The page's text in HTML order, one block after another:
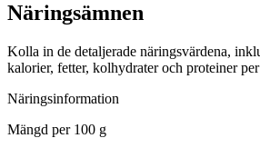
Näringsämnen
Kolla in de detaljerade näringsvärdena,
kalorier, fetter, kolhydrater och proteiner
Näringsinformation
Mängd per100 g